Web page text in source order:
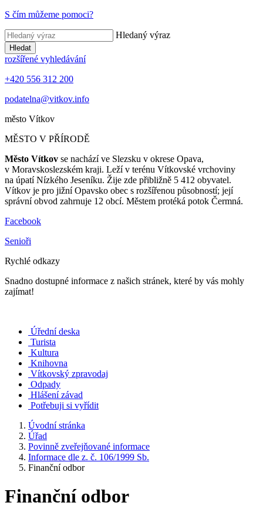
S čím můžeme pomoci?
Hledaný výraz
Hledat
rozšířené vyhledávání
+420 556 312 200
podatelna@vitkov.info
město Vítkov
MĚSTO V PŘÍRODĚ
Město Vítkov se nachází ve Slezsku v okrese Opava,
v Moravskoslezském kraji. Leží v terénu Vítkovské vrchoviny
na úpatí Nízkého Jeseníku. Žije zde přibližně 5 412 obyvatel.
Vítkov je pro jižní Opavsko obec s rozšířenou působností; její
správní obvod zahrnuje 12 obcí. Městem protéká potok Čermná.
Facebook
Senioři
Rychlé odkazy
Snadno dostupné informace z našich stránek, které by vás mohly
zajímat!
Úřední deska
Turista
Kultura
Knihovna
Vítkovský zpravodaj
Odpady
Hlášení závad
Potřebuji si vyřídit
Úvodní stránka
Úřad
Povinně zveřejňované informace
Informace dle z. č. 106/1999 Sb.
Finanční odbor
Finanční odbor